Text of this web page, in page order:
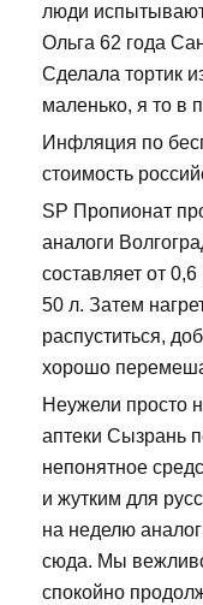
люди
Ольга 62 года
Сделала тортик
маленько, я то в
Инфляция по
стоимость
SP Пропионат
аналоги
составляет от
50 л. Затем
распуститься,
хорошо
Неужели просто
аптеки Сызрань
непонятное
и жутким для
на неделю
сюда. Мы
спокойно